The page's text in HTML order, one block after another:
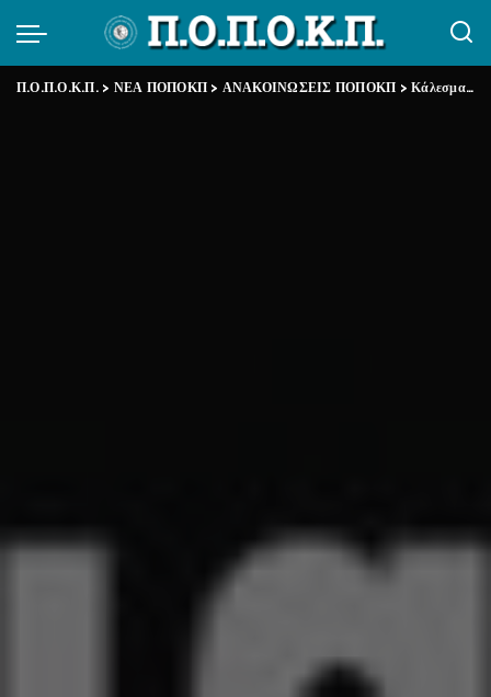
Π.Ο.Π.Ο.Κ.Π.> ΝΕΑ ΠΟΠΟΚΠ > ΑΝΑΚΟΙΝΩΣΕΙΣ ΠΟΠΟΚΠ >Κάλεσμα ΠΟΠΟΚΠ για δυναμικό «παρών» την Κυριακή 15/6/2025 στο Σύνταγμα (7 μ.μ.) στο συλλαλητήριο για την Παλαιστίνη (Ημέρα παγκόσμιας δράσης κατά της γενοκτονίας)